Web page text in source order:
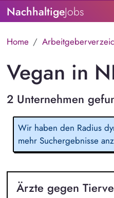
NachhaltigeJobs
Home
Vegan in
2 Unternehmen
Wir haben den Radius
mehr Suchergebnisse
Ärzte gegen